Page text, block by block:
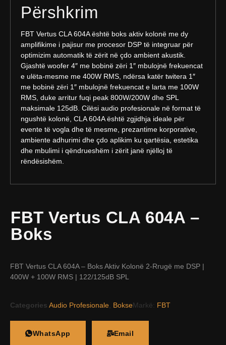
Përshkrim
FBT Vertus CLA 604A është boks aktiv kolonë me dy
amplifikime i pajisur me procesor DSP të integruar për
optimizim automatik të zërit në çdo ambient akustik.
Gjashtë woofer 4″ me bobinë zëri 1″ mbulojnë frekuencat
e ulëta-mesme me 400W RMS, ndërsa katër twitera 1″
me bobinë zëri 1″ mbulojnë frekuencat e larta me 100W
RMS, duke arritur fuqi peak 800W/200W dhe SPL
maksimale 125dB. Cilësi audio profesionale në format të
ngushtë kolonë, CLA 604A është zgjidhja ideale për
evente të vogla dhe të mesme, prezantime korporative,
ambiente adhurimi dhe çdo aplikim ku qartësia, estetika
dhe mbulimi i qëndrueshëm i zërit janë njëlloj të
rëndësishëm.
FBT Vertus CLA 604A –
Boks
FBT Vertus CLA 604A – Boks Aktiv Kolonë 2-Rrugë me DSP |
400W + 100W RMS | 122/125dB SPL
Categories Audio Profesionale BokseMarkë: FBT
WhatsApp Email